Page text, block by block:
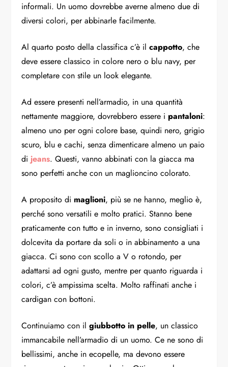
informali. Un uomo dovrebbe averne almeno due di
diversi colori, per abbinarle facilmente.
Al quarto posto della classifica c’è ilcappotto, che
deve essere classico in colore nero o blu navy, per
completare con stile un look elegante.
Ad essere presenti nell’armadio, in una quantità
nettamente maggiore, dovrebbero essere i pantaloni:
almeno uno per ogni colore base, quindi nero, grigio
scuro, blu e cachi, senza dimenticare almeno un paio
di jeans. Questi, vanno abbinati con la giacca ma
sono perfetti anche con un maglioncino colorato.
A proposito di maglioni, più se ne hanno, meglio è,
perché sono versatili e molto pratici. Stanno bene
praticamente con tutto e in inverno, sono consigliati i
dolcevita da portare da soli o in abbinamento a una
giacca. Ci sono con scollo a V o rotondo, per
adattarsi ad ogni gusto, mentre per quanto riguarda i
colori, c’è ampissima scelta. Molto raffinati anche i
cardigan con bottoni.
Continuiamo con ilgiubbotto in pelle, un classico
immancabile nell’armadio di un uomo. Ce ne sono di
bellissimi, anche in ecopelle, ma devono essere